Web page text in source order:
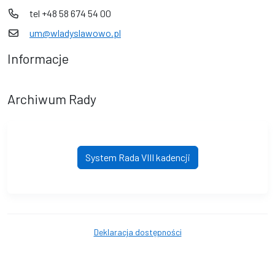
tel +48 58 674 54 00
um@wladyslawowo.pl
Informacje
Archiwum Rady
System Rada VIII kadencji
Deklaracja dostępności